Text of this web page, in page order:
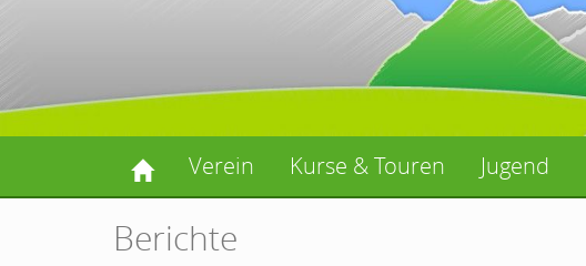
Verein Kurse & Touren Jugend
Berichte